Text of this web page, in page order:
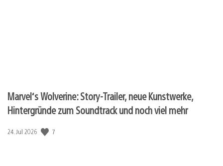
Marvel‘s Wolverine: Story-Trailer, neue Kunstwerke,
Hintergründe zum Soundtrack und noch viel mehr
Veröffentlichungsdatum:
24. Jul 2026 7